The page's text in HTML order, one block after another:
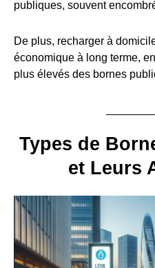
publiques, souvent
De plus, recharger à
économique à long terme,
plus élevés des bornes
Types de
et Leurs